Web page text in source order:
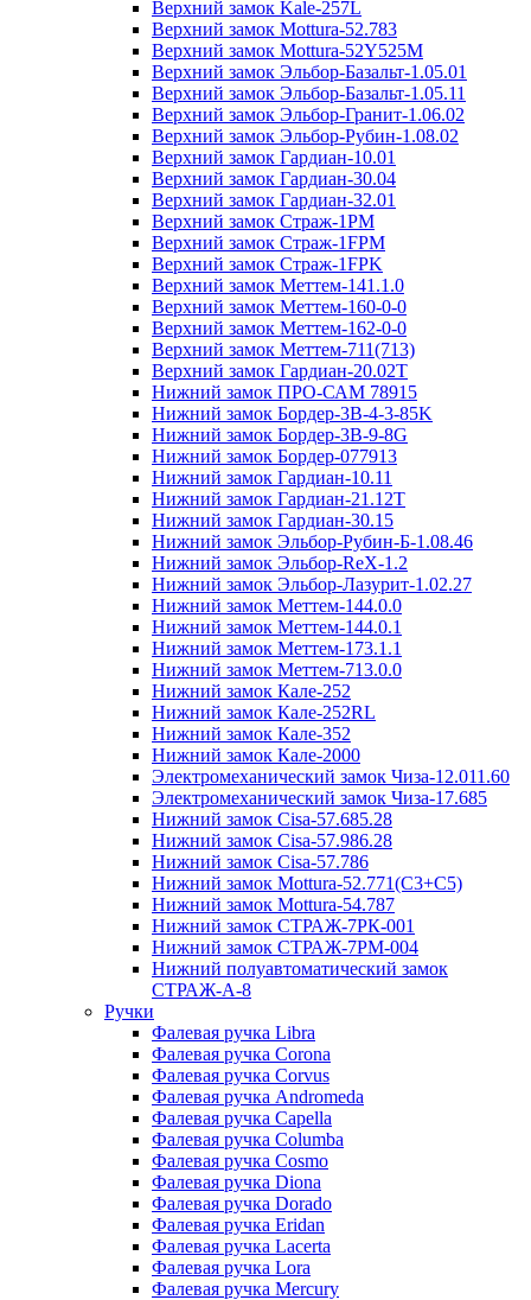
Верхний замок Kale-257L
Верхний замок Mottura-52.783
Верхний замок Mottura-52Y525М
Верхний замок Эльбор-Базальт-1.05.01
Верхний замок Эльбор-Базальт-1.05.11
Верхний замок Эльбор-Гранит-1.06.02
Верхний замок Эльбор-Рубин-1.08.02
Верхний замок Гардиан-10.01
Верхний замок Гардиан-30.04
Верхний замок Гардиан-32.01
Верхний замок Страж-1PM
Верхний замок Страж-1FPM
Верхний замок Страж-1FPK
Верхний замок Меттем-141.1.0
Верхний замок Меттем-160-0-0
Верхний замок Меттем-162-0-0
Верхний замок Меттем-711(713)
Верхний замок Гардиан-20.02T
Нижний замок ПРО-САМ 78915
Нижний замок Бордер-3B-4-3-85K
Нижний замок Бордер-3B-9-8G
Нижний замок Бордер-077913
Нижний замок Гардиан-10.11
Нижний замок Гардиан-21.12T
Нижний замок Гардиан-30.15
Нижний замок Эльбор-Рубин-Б-1.08.46
Нижний замок Эльбор-ReX-1.2
Нижний замок Эльбор-Лазурит-1.02.27
Нижний замок Меттем-144.0.0
Нижний замок Меттем-144.0.1
Нижний замок Меттем-173.1.1
Нижний замок Меттем-713.0.0
Нижний замок Кале-252
Нижний замок Кале-252RL
Нижний замок Кале-352
Нижний замок Кале-2000
Электромеханический замок Чиза-12.011.60
Электромеханический замок Чиза-17.685
Нижний замок Cisa-57.685.28
Нижний замок Cisa-57.986.28
Нижний замок Cisa-57.786
Нижний замок Mottura-52.771(C3+C5)
Нижний замок Mottura-54.787
Нижний замок СТРАЖ-7РК-001
Нижний замок СТРАЖ-7РМ-004
Нижний полуавтоматический замок
СТРАЖ-A-8
Ручки
Фалевая ручка Libra
Фалевая ручка Corona
Фалевая ручка Corvus
Фалевая ручка Andromeda
Фалевая ручка Capella
Фалевая ручка Columba
Фалевая ручка Cosmo
Фалевая ручка Diona
Фалевая ручка Dorado
Фалевая ручка Eridan
Фалевая ручка Lacerta
Фалевая ручка Lora
Фалевая ручка Mercury